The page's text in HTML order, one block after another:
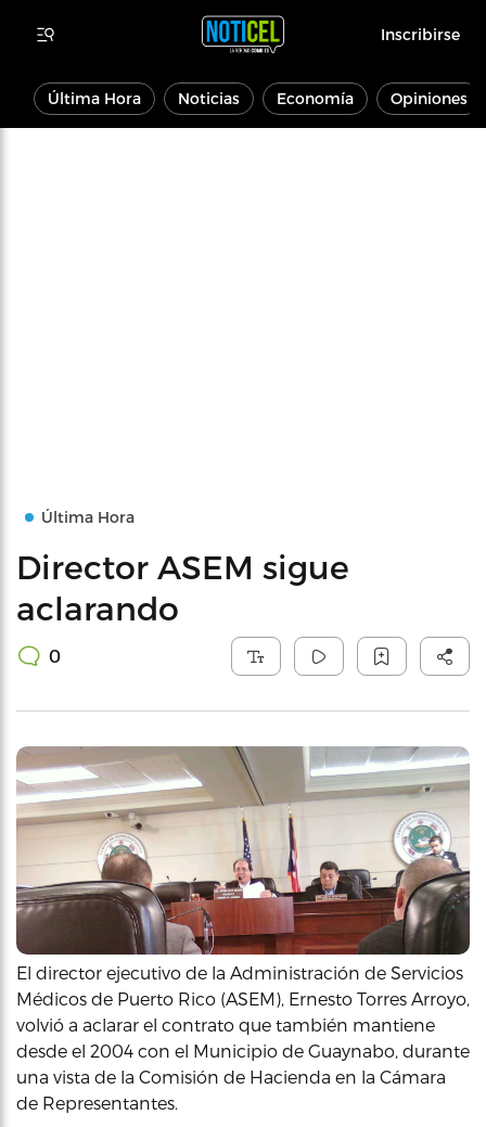
Inscribirse
Última Hora Noticias Economía Opiniones
Última Hora
Director ASEM sigue
aclarando
0
El director ejecutivo de la Administración de Servicios
Médicos de Puerto Rico (ASEM), Ernesto Torres Arroyo,
volvió a aclarar el contrato que también mantiene
desde el 2004 con el Municipio de Guaynabo, durante
una vista de la Comisión de Hacienda en la Cámara
de Representantes.